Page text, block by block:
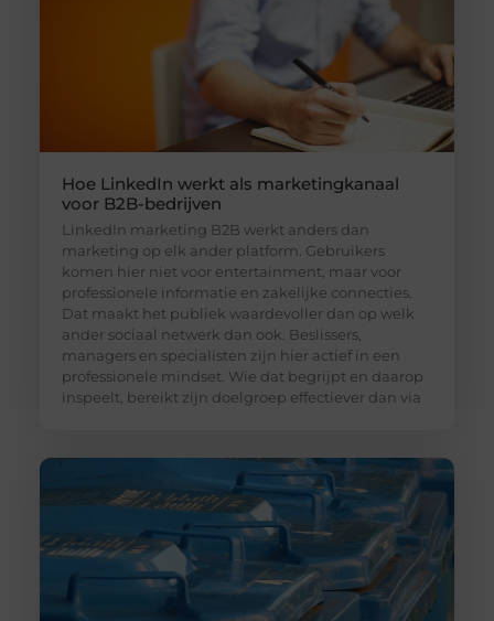
Hoe LinkedIn werkt als marketingkanaal
voor B2B-bedrijven
LinkedIn marketing B2B werkt anders dan
marketing op elk ander platform. Gebruikers
komen hier niet voor entertainment, maar voor
professionele informatie en zakelijke connecties.
Dat maakt het publiek waardevoller dan op welk
ander sociaal netwerk dan ook. Beslissers,
managers en specialisten zijn hier actief in een
professionele mindset. Wie dat begrijpt en daarop
inspeelt, bereikt zijn doelgroep effectiever dan via